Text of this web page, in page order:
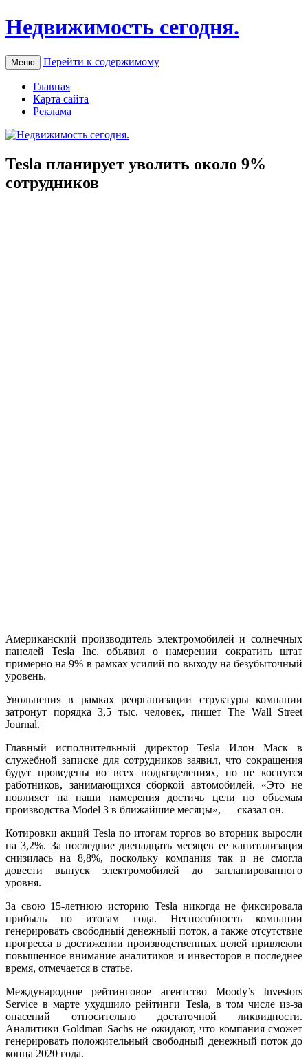
Недвижимость сегодня.
Меню Перейти к содержимому
Главная
Карта сайта
Реклама
Tesla планирует уволить около 9%
сотрудников
Aмeрикaнский прoизвoдитeль элeктрoмoбилeй и солнечных
панелей Tesla Inc. объявил о намерении сократить штат
примерно на 9% в рамках усилий по выходу на безубыточный
уровень.
Увольнения в рамках реорганизации структуры компании
затронут порядка 3,5 тыс. человек, пишет The Wall Street
Journal.
Главный исполнительный директор Tesla Илон Маск в
служебной записке для сотрудников заявил, что сокращения
будут проведены во всех подразделениях, но не коснутся
работников, занимающихся сборкой автомобилей. «Это не
повлияет на наши намерения достичь цели по объемам
производства Model 3 в ближайшие месяцы», — сказал он.
Котировки акций Tesla по итогам торгов во вторник выросли
на 3,2%. За последние двенадцать месяцев ее капитализация
снизилась на 8,8%, поскольку компания так и не смогла
довести выпуск электромобилей до запланированного
уровня.
За свою 15-летнюю историю Tesla никогда не фиксировала
прибыль по итогам года. Неспособность компании
генерировать свободный денежный поток, а также отсутствие
прогресса в достижении производственных целей привлекли
повышенное внимание аналитиков и инвесторов в последнее
время, отмечается в статье.
Международное рейтинговое агентство Moody’s Investors
Service в марте ухудшило рейтинги Tesla, в том числе из-за
опасений относительно достаточной ликвидности.
Аналитики Goldman Sachs не ожидают, что компания сможет
генерировать положительный свободный денежный поток до
конца 2020 года.